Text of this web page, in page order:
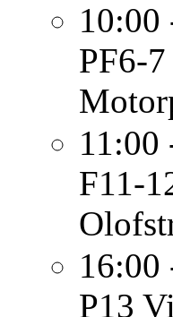
10:00
PF6-7
11:00
F11-
16:00
P13